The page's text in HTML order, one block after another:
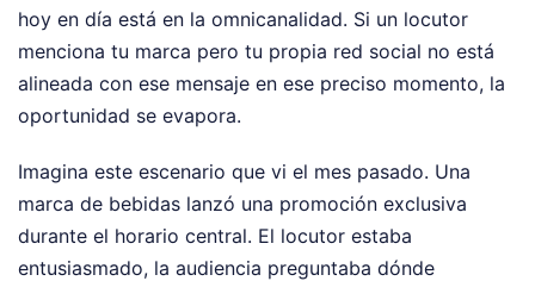
hoy en día está en la omnicanalidad. Si un locutor
menciona tu marca pero tu propia red social no está
alineada con ese mensaje en ese preciso momento, la
oportunidad se evapora.
Imagina este escenario que vi el mes pasado. Una
marca de bebidas lanzó una promoción exclusiva
durante el horario central. El locutor estaba
entusiasmado, la audiencia preguntaba dónde